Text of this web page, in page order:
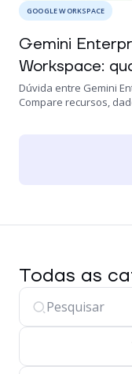
GOOGLE WORKSPACE
Gemini
Workspace:
Dúvida entre Gemini
Compare recursos,
Todas as